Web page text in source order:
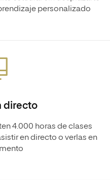
personalizado
directo
4.000 horas de clases
en directo o verlas en